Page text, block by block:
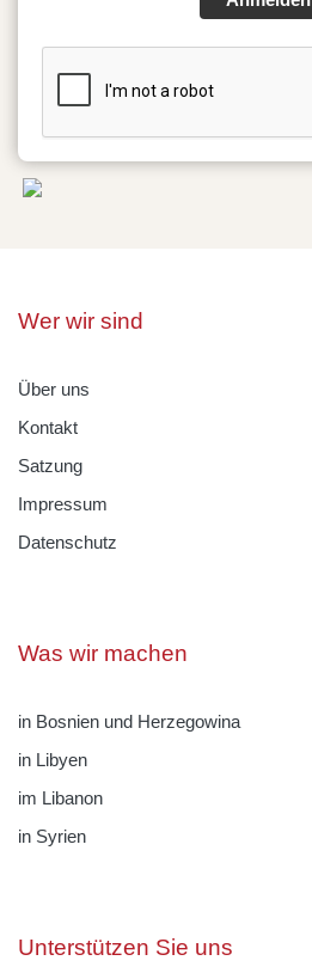
Wer wir sind
Über uns
Kontakt
Satzung
Impressum
Datenschutz
Was wir machen
in Bosnien und Herzegowina
in Libyen
im Libanon
in Syrien
Unterstützen Sie uns